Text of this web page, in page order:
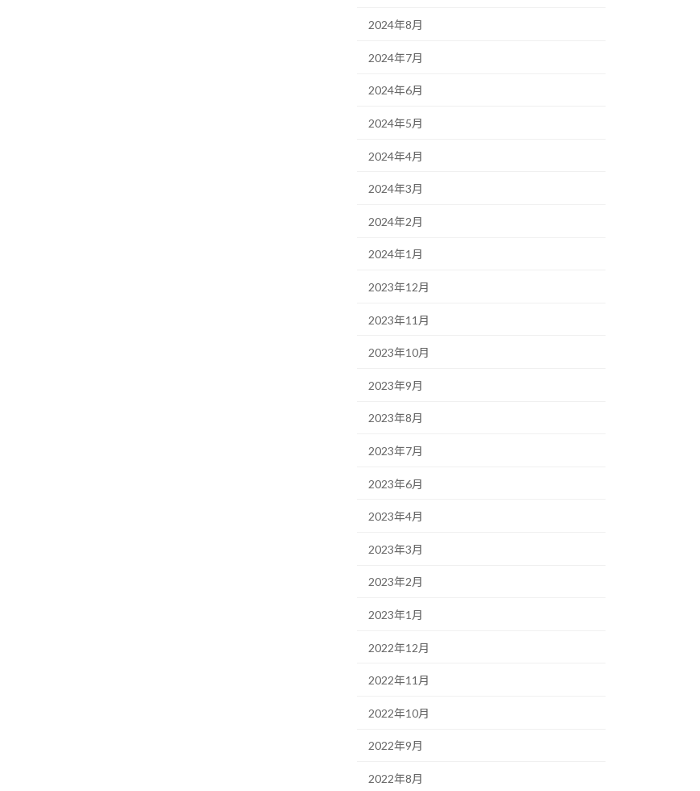
2024年8月
2024年7月
2024年6月
2024年5月
2024年4月
2024年3月
2024年2月
2024年1月
2023年12月
2023年11月
2023年10月
2023年9月
2023年8月
2023年7月
2023年6月
2023年4月
2023年3月
2023年2月
2023年1月
2022年12月
2022年11月
2022年10月
2022年9月
2022年8月